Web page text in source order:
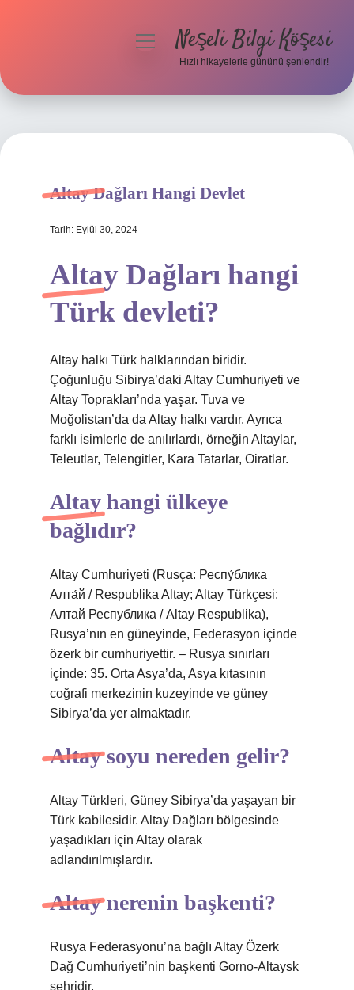
Hakkımızda
menüyüNeşeli Bilgi Köşesi
Hızlı hikayelerle gününü şenlendir!
Altay Dağları Hangi Devlet
Tarih: Eylül 30, 2024
Altay Dağları hangi
Türk devleti?
Altay halkı Türk halklarından biridir.
Çoğunluğu Sibirya’daki Altay Cumhuriyeti ve
Altay Toprakları’nda yaşar. Tuva ve
Moğolistan’da da Altay halkı vardır. Ayrıca
farklı isimlerle de anılırlardı, örneğin Altaylar,
Teleutlar, Telengitler, Kara Tatarlar, Oiratlar.
Altay hangi ülkeye
bağlıdır?
Altay Cumhuriyeti (Rusça: Респу́блика
Алта́й / Respublika Altay; Altay Türkçesi:
Алтай Республика / Altay Respublika),
Rusya’nın en güneyinde, Federasyon içinde
özerk bir cumhuriyettir. – Rusya sınırları
içinde: 35. Orta Asya’da, Asya kıtasının
coğrafi merkezinin kuzeyinde ve güney
Sibirya’da yer almaktadır.
Altay soyu nereden gelir?
Altay Türkleri, Güney Sibirya’da yaşayan bir
Türk kabilesidir. Altay Dağları bölgesinde
yaşadıkları için Altay olarak
adlandırılmışlardır.
Altay nerenin başkenti?
Rusya Federasyonu’na bağlı Altay Özerk
Dağ Cumhuriyeti’nin başkenti Gorno-Altaysk
şehridir.